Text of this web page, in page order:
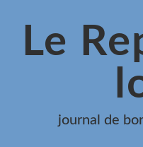
Le
journal de